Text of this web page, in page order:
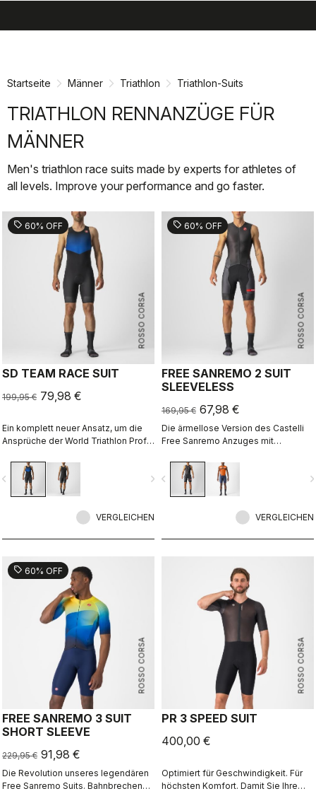
Startseite Männer Triathlon Triathlon-Suits
TRIATHLON RENNANZÜGE FÜR
MÄNNER
Men's triathlon race suits made by experts for athletes of
all levels. Improve your performance and go faster.
ROSSO CORSA
sell 60% OFF
SD TEAM RACE SUIT
199,95 € 79,98 €
Ein komplett neuer Ansatz, um die
Ansprüche der World Triathlon Profis
erfüllen. Entwickelt in enger
Kooperation mit der Deutschen
Triathlon Union (DTU).
navigate_next
VERGLEICHEN
ROSSO CORSA
sell 60% OFF
FREE SANREMO 2 SUIT
SLEEVELESS
169,95 € 67,98 €
Die ärmellose Version des Castelli
Free Sanremo Anzuges mit
Renntag entscheidend sein können.
navigate_before
VERGLEICHEN
ROSSO CORSA
sell 60% OFF
FREE SANREMO 3 SUIT
SHORT SLEEVE
229,95 € 91,98 €
Die Revolution unseres legendären
Free Sanremo Suits. Bahnbrechende
ROSSO CORSA
PR 3 SPEED SUIT
400,00 €
Optimiert für Geschwindigkeit. Für
höchsten Komfort. Damit Sie Ihre